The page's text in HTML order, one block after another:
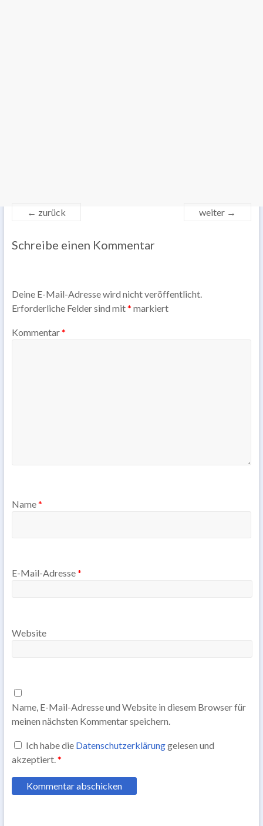
← zurück weiter →
Schreibe einen Kommentar
Deine E-Mail-Adresse wird nicht veröffentlicht.
Erforderliche Felder sind mit* markiert
Kommentar*
Name*
E-Mail-Adresse*
Website
Name, E-Mail-Adresse und Website in diesem Browser für
meinen nächsten Kommentar speichern.
Ich habe die Datenschutzerklärunggelesen und
akzeptiert.*